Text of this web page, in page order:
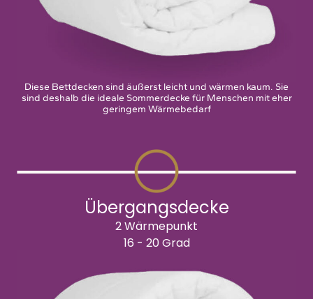
Diese Bettdecken sind äußerst leicht und wärmen kaum. Sie
sind deshalb die ideale Sommerdecke für Menschen mit eher
geringem Wärmebedarf
Übergangsdecke
2 Wärmepunkt
16 - 20 Grad